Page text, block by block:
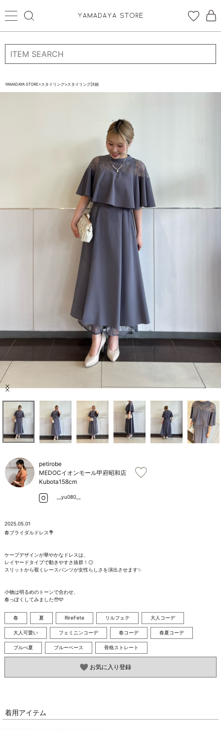
ログイン 新規会員登録
STORE BRAND・LABELから探す
ブランド一覧
ご利用ガイド/ヘルプ
YAMADAYA STORE>スタイリング>スタイリング詳細
Item
petirobe
MEDOCイオンモール甲府昭和店
Kubota158cm
__yu080__
2025.05.01
春ブライダルドレス💐
ケープデザインが華やかなドレスは、
レイヤードタイプで動きやすさ抜群！◎
スリットから覗くレースパンツが女性らしさを演出させます✨️
小物は明るめのトーンで合わせ、
春っぽくしてみました🥹🩵
春 夏 RireFete リルフェテ 大人コーデ
大人可愛い フェミニンコーデ 春コーデ 春夏コーデ
ブルべ夏 ブルーベース 骨格ストレート
お気に入り登録
着用アイテム